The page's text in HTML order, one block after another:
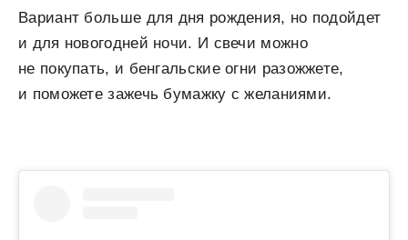
Вариант больше для дня рождения, но подойдет
и для новогодней ночи. И свечи можно
не покупать, и бенгальские огни разожжете,
и поможете зажечь бумажку с желаниями.